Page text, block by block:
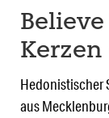
Kerzen
Hedonistischer
aus